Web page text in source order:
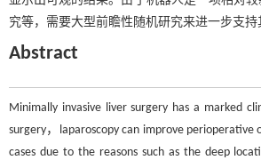
究等，需要大型前瞻性随机研究来进一步支持
Abstract
Minimally invasive liver surgery has a marked
surgery，laparoscopy can improve perioperative
cases due to the reasons such as the deep